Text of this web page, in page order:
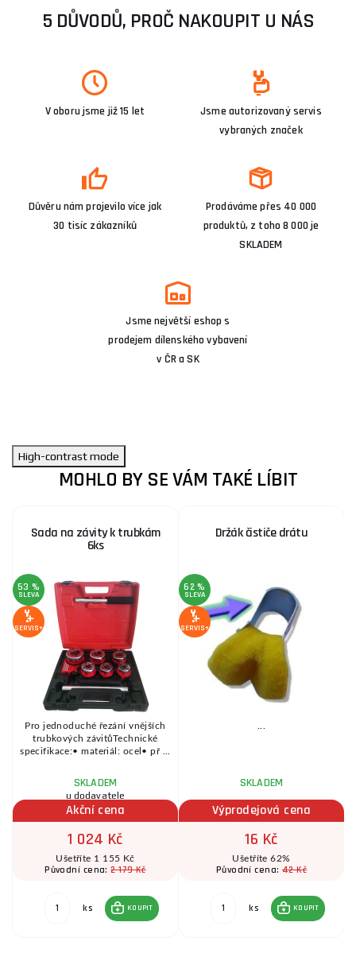
5 DŮVODŮ, PROČ NAKOUPIT U NÁS
V oboru jsme již 15 let
Jsme autorizovaný servis
vybraných značek
Důvěru nám projevilo více jak
30 tisíc zákazníků
Prodáváme přes 40 000
produktů, z toho 8 000 je
SKLADEM
Jsme největší eshop s
prodejem dílenského vybavení
v ČR a SK
High-contrast mode
MOHLO BY SE VÁM TAKÉ LÍBIT
Sada na závity k trubkám
6ks
53 %
SLEVA
SERVIS+
Pro jednoduché řezání vnějších
trubkových závitůTechnické
specifikace:• materiál: ocel• př ...
SKLADEM
u dodavatele
Akční cena
1 024 Kč
Ušetříte 1 155 Kč
Původní cena:2 179 Kč
ks KOUPIT
Držák čističe drátu
62 %
SLEVA
SERVIS+
SKLADEM
Výprodejová cena
16 Kč
Ušetříte 62%
Původní cena: 42 Kč
ks KOUPIT